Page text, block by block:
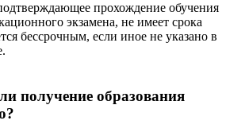
прохождение обучения
экзамена, не имеет срока
бессрочным, если иное не указано в
получение образования